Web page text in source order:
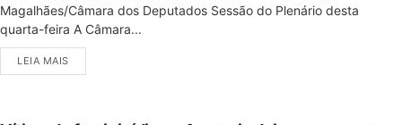
Magalhães/Câmara dos Deputados Sessão do Plenário desta
quarta-feira A Câmara...
LEIA MAIS